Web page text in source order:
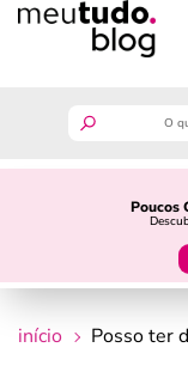
Poucos
guia do
início Posso ter